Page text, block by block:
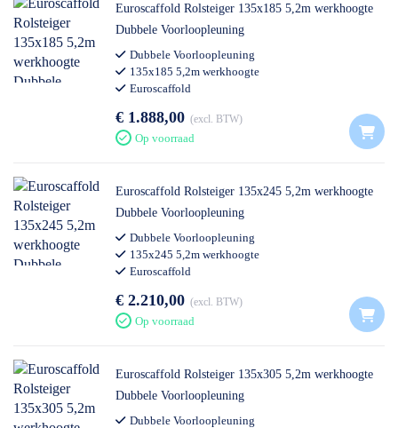
Snelle levertijd
Gratis verzending binnen Nederland (m.u.v.
Waddeneilanden)
benodigd
Certificering: NEN-EN 1004 / NEN-EN 1298
5 jaar fabrieksgarantie
Afbeeldingen geven een impressie en kunnen
afwijken
Opbouwvideo
Euroscaffold Rolsteiger 135x185 5,2m werkhoogte
Dubbele Voorloopleuning
Dubbele Voorloopleuning
135x185 5,2m werkhoogte
Euroscaffold
€ 1.888,00 excl. BTW
Op voorraad
Euroscaffold Rolsteiger 135x245 5,2m werkhoogte
Dubbele Voorloopleuning
Dubbele Voorloopleuning
135x245 5,2m werkhoogte
Euroscaffold
€ 2.210,00 excl. BTW
Op voorraad
Euroscaffold Rolsteiger 135x305 5,2m werkhoogte
Dubbele Voorloopleuning
Dubbele Voorloopleuning